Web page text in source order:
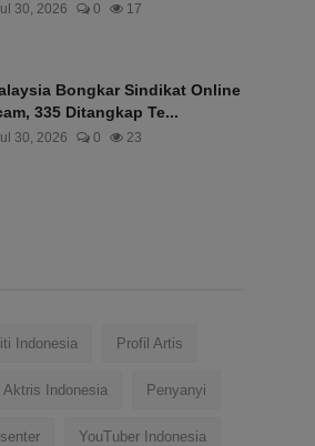
30, 2026 0 17
Bongkar Sindikat Online
335 Ditangkap Te...
30, 2026 0 23
Indonesia Profil Artis
Aktris Indonesia Penyanyi
YouTuber Indonesia